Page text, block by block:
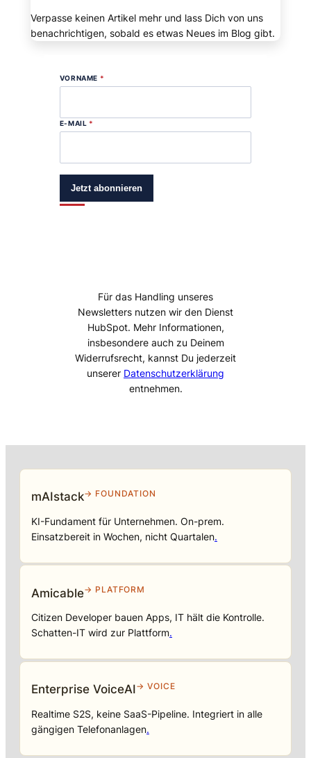
Verpasse keinen Artikel mehr und lass Dich von uns
benachrichtigen, sobald es etwas Neues im Blog gibt.
VORNAME *
E-MAIL *
Jetzt abonnieren
Für das Handling unseres
Newsletters nutzen wir den Dienst
HubSpot. Mehr Informationen,
insbesondere auch zu Deinem
Widerrufsrecht, kannst Du jederzeit
unserer Datenschutzerklärung
entnehmen.
mAIstack→ FOUNDATION
KI-Fundament für Unternehmen. On-prem.
Einsatzbereit in Wochen, nicht Quartalen.
Amicable→ PLATFORM
Citizen Developer bauen Apps, IT hält die Kontrolle.
Schatten-IT wird zur Plattform.
Enterprise VoiceAI→ VOICE
Realtime S2S, keine SaaS-Pipeline. Integriert in alle
gängigen Telefonanlagen.